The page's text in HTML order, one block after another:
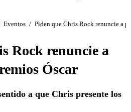
Eventos / Piden que Chris Rock renuncie a
Rock renuncie a
Óscar
a que Chris presente los